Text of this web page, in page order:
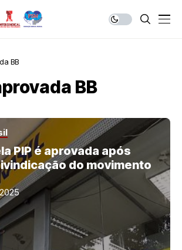
BB
BB
PIP é aprovada após
do movimento